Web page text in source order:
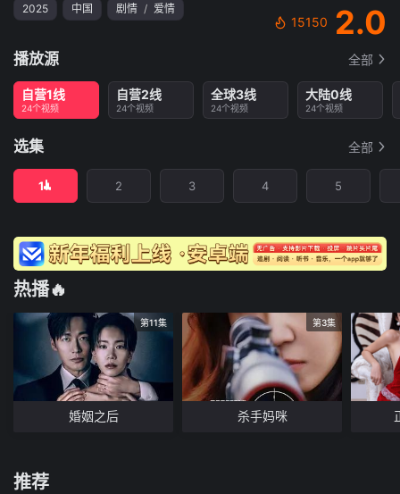
2025 中国 剧情 / 爱情
15150 2.0
播放源 全部
自营1线
24个视频
自营2线
24个视频
全球3线
24个视频
大陆0线
24个视频
选集 全部
1 2 3 4 5
热播🔥
第11集
婚姻之后
第3集
杀手妈咪
推荐